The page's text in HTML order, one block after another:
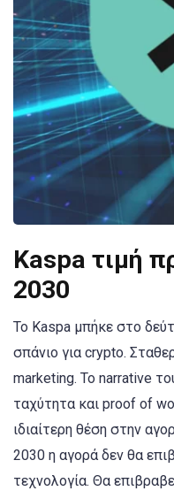
Kaspa τιμή
2030
Το Kaspa μπήκε στο
σπάνιο για crypto.
marketing. Το narrative
ταχύτητα και proof of
ιδιαίτερη θέση στην
2030 η αγορά δεν θα
τεχνολογία. Θα